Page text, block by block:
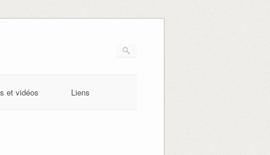
et vidéos Liens